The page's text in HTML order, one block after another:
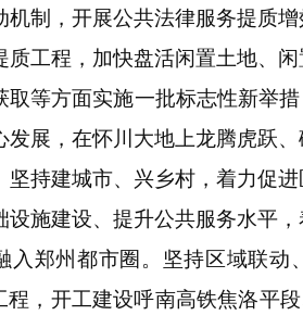
机制，开展公共法律服务提质
质工程，加快盘活闲置土地、
取等方面实施一批标志性新举
发展，在怀川大地上龙腾虎跃
建城市、兴乡村，着力促进
设施建设、提升公共服务水平
州都市圈。坚持区域联动、
程，开工建设呼南高铁焦洛平